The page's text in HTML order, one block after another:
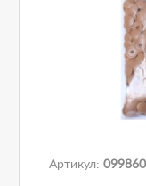
Артикул: 099860